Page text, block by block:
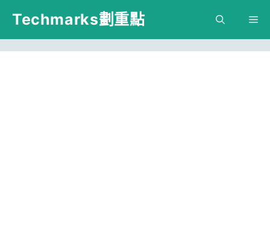
跳
主
Techmarks劃重點